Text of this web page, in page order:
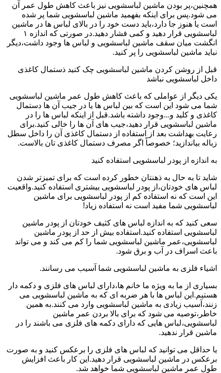
همچنین،پر بودن ماشین لباسشویی نیز باعث کاهش طول عمر آن
می شود.پس برای اینکه بفهمید ماشین لباسشویی شما پر شده
است یا هنوز جا دارد،باید دست خود را در بالای لباس ها در ماشین
لباسشویی قرار دهید و کمی فشار دهید.در صورتی که اندازه ۱
انگشت میان سقف ماشین لباسشویی و لباس ها وجود داشت،دیگر
نباید ماشین لباسشویی را پر کنید.
قبل از روشن کردن ماشین لباسشویی چک کنید ذستمال کاغذی
داخل لباسشویی نباشد
یکی دیگر از عواملی که باعث کاهش طول عمر ماشین لباسشویی
شما می شود این است که بین لباس ها یا در جیب آن ها دستمال
کاغذی و کلید و...وجود داشته باشد.قبل از اینکه لباس ها را در
ماشین لباسشویی قرار دهید،جیب های آن ها را خالی کنید.برای
رعایت بهداشت بعد از استفاده از دستمال کاغذی آن را داخل سطل
زباله بیاندازید؛ خصوصاً اگر مصرف دستمال کاغذی تان بالاست.
به اندازه از پودر لباسشویی استفاده کنید
شاید تا به حال به ذهنتان خطور کرده است که برای تمیزتر شدن
لباس های خودتان،از پودر لباسشویی بیشتری استفاده کنید.واقعیت
این است که نه استفاده کم از پودر لباسشویی برای ماشین
لباسشویی شما مفید است نه استفاده زیاد!
سعی کنید که به اندازه لباس های کثیف خودتان از پودر ماشین
لباسشویی استفاده کنید.استفاده بیش از حد از پودر ماشین
لباسشویی،عمر ماشین لباسشویی شما را کم می کند و می تواند
باعث اسراف در آب و برق شود.
اشیاء فلزی به ماشین لباسشویی شما آسیب می رسانند.
بسیاری از ما به ویژه ما خانم ها،دارای لباس های فلزی و دکمه دار
هستیم.این لباس ها با هر ضربه ای که به ماشین لباسشویی می
زنند،آسیب زیادی به ماشین لباسشویی وارد می کنند.به همین
خاطر،توصیه می شود که برای بالا بردن عمر ماشین
لباسشویی،لباس هایی که دارای دکمه های فلزی می باشند را در
ماشین قرار ندهید.
یا حداقل می توانید که لباس های فلزی را برعکس کنید و به صورت
برعکس در ماشین لباسشویی قرار دهید.این کار باعث افزایش
طول عمر ماشین لباسشویی شما خواهد شد.